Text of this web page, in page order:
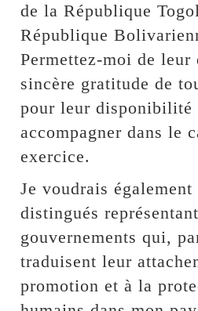
de la République
République
Permettez-moi de leur
sincère gratitude de
pour leur disponibilité
accompagner dans le
exercice.
Je voudrais également
distingués
gouvernements qui,
traduisent leur
promotion et à la